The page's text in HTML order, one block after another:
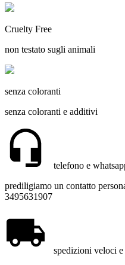
Cruelty Free
non testato sugli animali
senza coloranti
senza coloranti e additivi
telefono e
prediligiamo un contatto
3495631907
spedizioni veloci e